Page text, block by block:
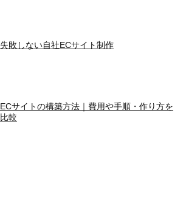
失敗しない自社ECサイト制作
ECサイトの構築方法｜費用や手順・作り方を
比較